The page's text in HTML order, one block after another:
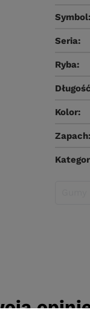
Symbol
Seria
Ryba
Kolor
Zapach